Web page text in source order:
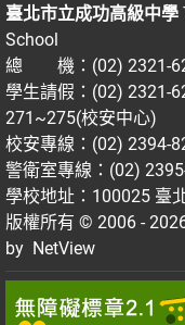
臺北市立成功高級中學
School
總 機：(02) 2321-
學生請假：(02) 2321-
271~275(校安中心)
校安專線：(02) 2394-
警衛室專線：(02)
學校地址：100025 臺
版權所有 © 2006 -
by NetView